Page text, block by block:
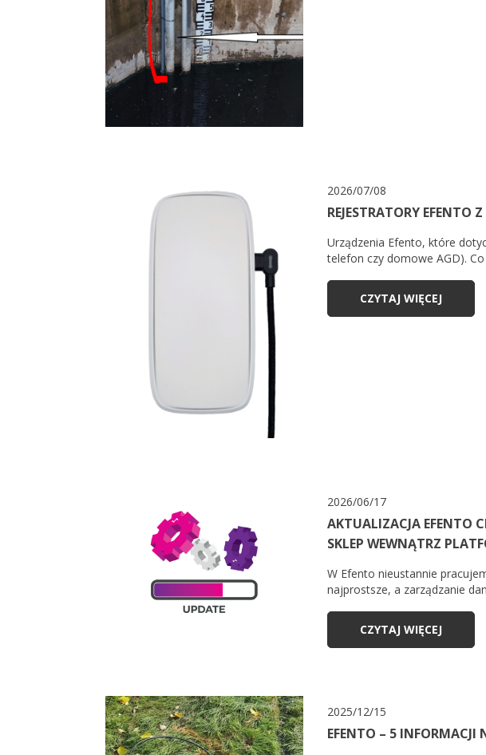
2026/07/08
REJESTRATORY
Urządzenia Efento, które
telefon czy domowe AGD).
CZYTAJ WIĘCEJ
2026/06/17
AKTUALIZACJA EFENTO
SKLEP WEWNĄTRZ
W Efento nieustannie
najprostsze, a zarządzanie
CZYTAJ WIĘCEJ
2025/12/15
EFENTO – 5 INFORMACJI